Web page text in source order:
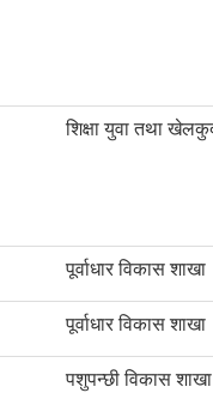
शिक्षा युवा तथा
पूर्वाधार विकास शाखा
पूर्वाधार विकास शाखा
पशुपन्छी विकास शाखा